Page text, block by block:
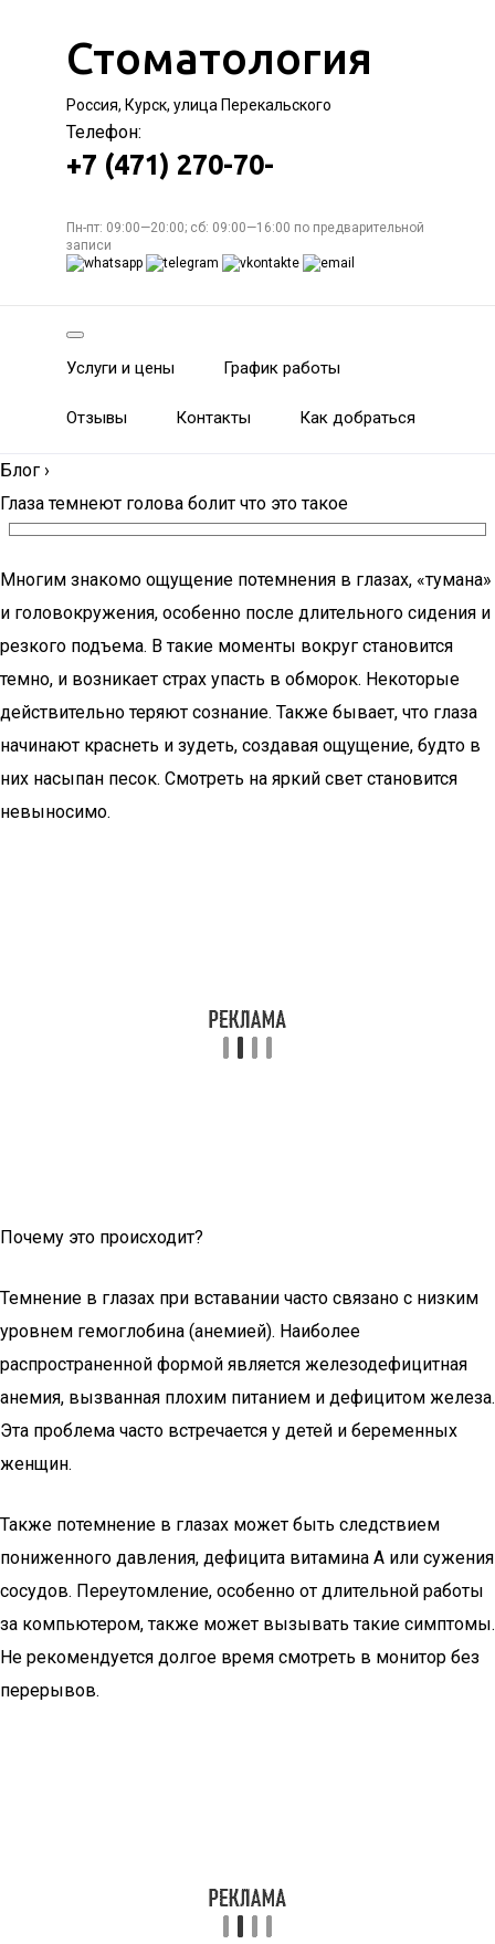
Стоматология
Россия, Курск, улица Перекальского
Телефон:
+7 (471) 270-70-
Пн-пт: 09:00—20:00; сб: 09:00—16:00 по предварительной
записи
Услуги и цены График работы
Отзывы Контакты Как добраться
Блог ›
Глаза темнеют голова болит что это такое
Многим знакомо ощущение потемнения в глазах, «тумана»
и головокружения, особенно после длительного сидения и
резкого подъема. В такие моменты вокруг становится
темно, и возникает страх упасть в обморок. Некоторые
действительно теряют сознание. Также бывает, что глаза
начинают краснеть и зудеть, создавая ощущение, будто в
них насыпан песок. Смотреть на яркий свет становится
невыносимо.
Почему это происходит?
Темнение в глазах при вставании часто связано с низким
уровнем гемоглобина (анемией). Наиболее
распространенной формой является железодефицитная
анемия, вызванная плохим питанием и дефицитом железа.
Эта проблема часто встречается у детей и беременных
женщин.
Также потемнение в глазах может быть следствием
пониженного давления, дефицита витамина А или сужения
сосудов. Переутомление, особенно от длительной работы
за компьютером, также может вызывать такие симптомы.
Не рекомендуется долгое время смотреть в монитор без
перерывов.